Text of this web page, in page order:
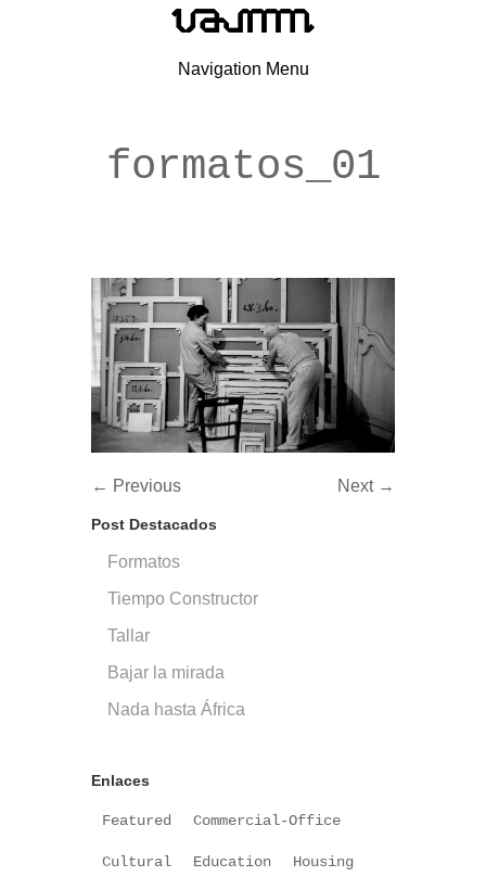
Navigation Menu
formatos_01
← Previous Next →
Post Destacados
Formatos
Tiempo Constructor
Tallar
Bajar la mirada
Nada hasta África
Enlaces
Featured Commercial-Office
Cultural Education Housing